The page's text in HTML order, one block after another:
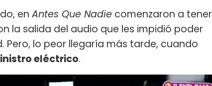
enAntes Que Nadie comenzaron a tener
la salida del audio que les impidió poder
lo peor llegaría más tarde, cuando
eléctrico.